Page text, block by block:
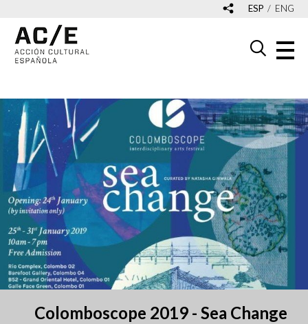
ESP ENG
Colomboscope 2019 - Sea Change